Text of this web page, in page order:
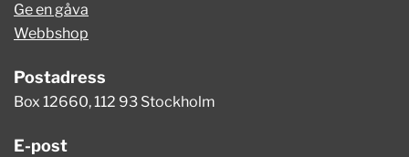
Ge en gåva
Webbshop
Postadress
Box 12660, 112 93 Stockholm
E-post